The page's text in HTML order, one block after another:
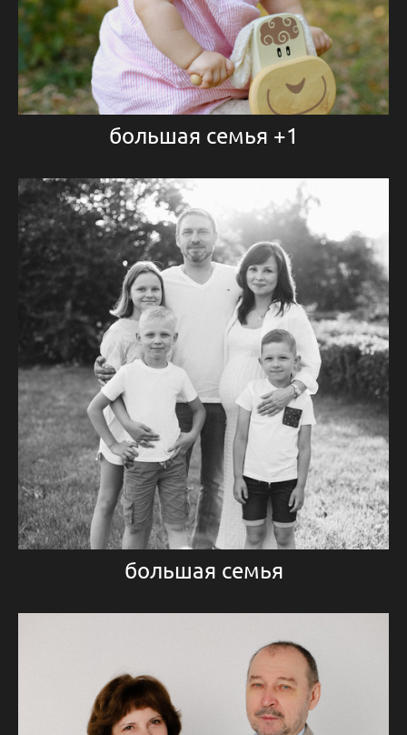
большая семья +1
большая семья